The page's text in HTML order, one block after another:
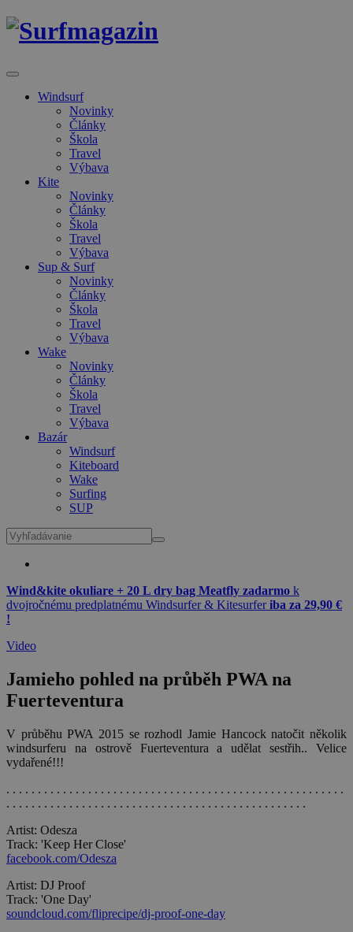
Windsurf
Novinky
Články
Škola
Travel
Výbava
Kite
Novinky
Články
Škola
Travel
Výbava
Sup & Surf
Novinky
Články
Škola
Travel
Výbava
Wake
Novinky
Články
Škola
Travel
Výbava
Bazár
Windsurf
Kiteboard
Wake
Surfing
SUP
Wind&kite okuliare + 20 L dry bag Meatfly zadarmo k
dvojročnému predplatnému Windsurfer & Kitesurferiba za 29,90 €
!
Video
Jamieho pohled na průběh PWA na
Fuerteventura
V průběhu PWA 2015 se rozhodl Jamie Hancock natočit několik
windsurferu na ostrově Fuerteventura a udělat sestřih.. Velice
vydařené!!!
. . . . . . . . . . . . . . . . . . . . . . . . . . . . . . . . . . . . . . . . . . . . . . . . . . . . . .
. . . . . . . . . . . . . . . . . . . . . . . . . . . . . . . . . . . . . . . . . . . . . . . .
Artist: Odesza
Track: 'Keep Her Close'
facebook.com/Odesza
Artist: DJ Proof
Track: 'One Day'
soundcloud.com/fliprecipe/dj-proof-one-day